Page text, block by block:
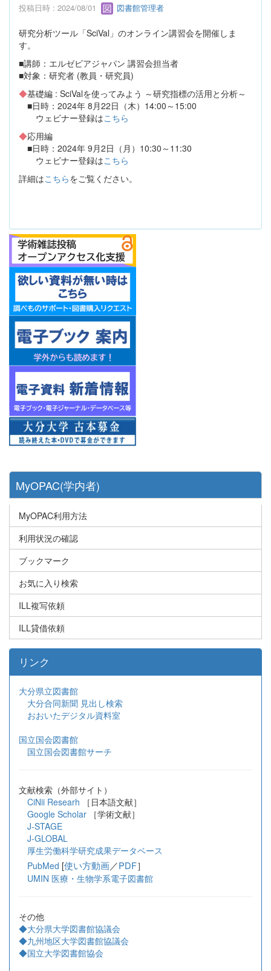
投稿日時 : 2024/08/01 図書館管理者
研究分析ツール「SciVal」のオンライン講習会を開催しま
す。
■講師：エルゼビアジャパン 講習会担当者
■対象：研究者 (教員・研究員)
◆基礎編 : SciValを使ってみよう ～研究指標の活用と分析～
■日時：2024年 8月22日（木）14:00～15:00
ウェビナー登録はこちら
◆応用編
■日時：2024年 9月2日（月）10:30～11:30
ウェビナー登録はこちら
詳細はこちらをご覧ください。
MyOPAC(学内者)
MyOPAC利用方法
利用状況の確認
ブックマーク
お気に入り検索
ILL複写依頼
ILL貸借依頼
リンク
大分県立図書館
大分合同新聞 見出し検索
おおいたデジタル資料室
国立国会図書館
国立国会図書館サーチ
文献検索（外部サイト）
CiNii Researh ［日本語文献］
Google Scholar
［学術文献］
J-STAGE
J-GLOBAL
厚生労働科学研究成果データベース
PubMed [使い方動画／PDF］
UMIN 医療・生物学系電子図書館
その他
◆大分県大学図書館協議会
◆九州地区大学図書館協議会
◆国立大学図書館協会